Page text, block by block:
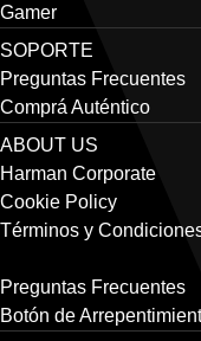
Gamer
SOPORTE
Preguntas Frecuentes
Comprá Auténtico
ABOUT US
Harman Corporate
Cookie Policy
Términos y
Preguntas Frecuentes
Botón de